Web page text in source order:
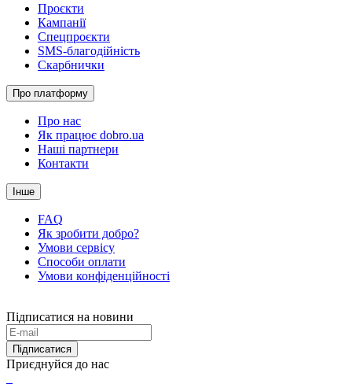
Проєкти
Кампанії
Спецпроєкти
SMS-благодійність
Скарбнички
Про платформу
Про нас
Як працює dobro.ua
Наші партнери
Контакти
Інше
FAQ
Як зробити добро?
Умови сервісу
Способи оплати
Умови конфіденційності
Підписатися на новини
Підписатися
Приєднуйся до нас